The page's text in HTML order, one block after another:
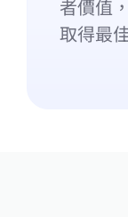
者價值
取得最